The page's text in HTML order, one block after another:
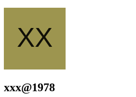
xxx@1978